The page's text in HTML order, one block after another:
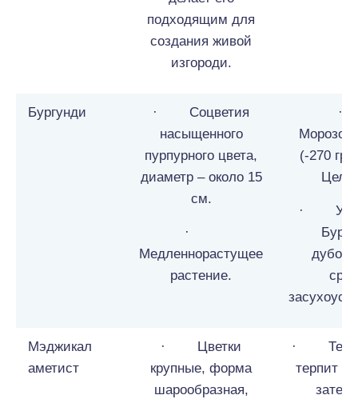
подходящим для
создания живой
изгороди.
Бургунди
· Соцветия
насыщенного
пурпурного цвета,
диаметр – около 15
см.
·
Медленнорастущее
растение.
(-270
· У
Мэджикал
аметист
· Цветки
крупные, форма
шарообразная,
·
терпит